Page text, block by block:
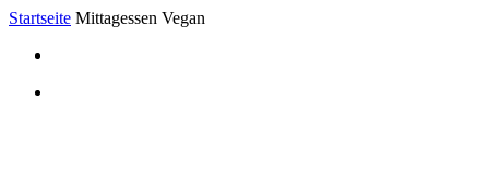
Startseite Mittagessen Vegan